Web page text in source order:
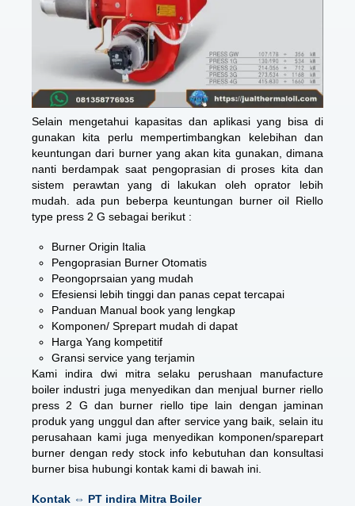
Selain mengetahui kapasitas dan aplikasi yang bisa di
gunakan kita perlu mempertimbangkan kelebihan dan
keuntungan dari burner yang akan kita gunakan, dimana
nanti berdampak saat pengoprasian di proses kita dan
sistem perawtan yang di lakukan oleh oprator lebih
mudah. ada pun beberpa keuntungan burner oil Riello
type press 2 G sebagai berikut :
Burner Origin Italia
Pengoprasian Burner Otomatis
Peongoprsaian yang mudah
Efesiensi lebih tinggi dan panas cepat tercapai
Panduan Manual book yang lengkap
Komponen/ Sprepart mudah di dapat
Harga Yang kompetitif
Gransi service yang terjamin
Kami indira dwi mitra selaku perushaan manufacture
boiler industri juga menyedikan dan menjual burner riello
press 2 G dan burner riello tipe lain dengan jaminan
produk yang unggul dan after service yang baik, selain itu
perusahaan kami juga menyedikan komponen/sparepart
burner dengan redy stock info kebutuhan dan konsultasi
burner bisa hubungi kontak kami di bawah ini.
Kontak ⇔ PT indira Mitra Boiler